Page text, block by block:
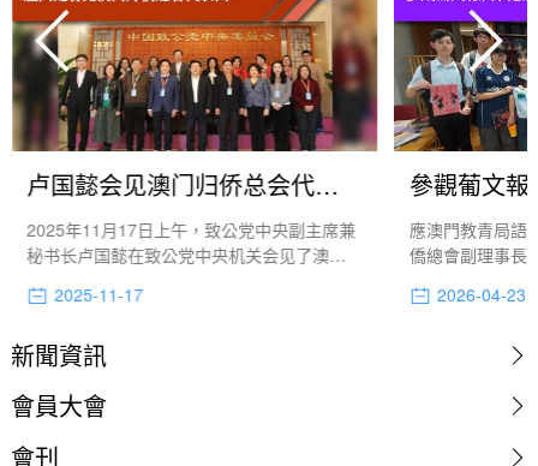
卢国懿会见澳门归侨总会代表团
2025年11月17日上午，致公党中央副主席兼
秘书长卢国懿在致公党中央机关会见了澳门
2025-11-17
應澳門教青局語
僑總會副理事長
學)參觀葡文報“
文報紙出版工作
2026-04-23
新聞資訊
會員大會
會刊